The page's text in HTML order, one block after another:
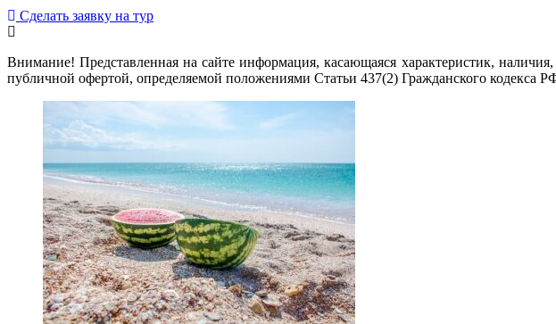
Сделать заявку на тур
Внимание! Представленная на сайте информация, касающаяся характеристик,
публичной офертой, определяемой положениями Статьи 437(2) Гражданского кодекса